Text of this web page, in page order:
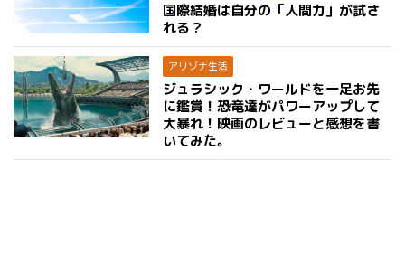
国際結婚は自分の「人間力」が試さ
れる？
アリゾナ生活
ジュラシック・ワールドを一足お先
に鑑賞！恐竜達がパワーアップして
大暴れ！映画のレビューと感想を書
いてみた。